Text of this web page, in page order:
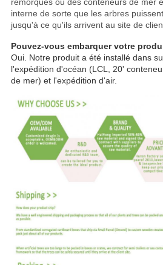
remorques ou des conteneurs de mer
interne de sorte que les arbres
jusqu'à ce qu'ils arrivent au site de
Pouvez-vous embarquer votre
Oui. Notre produit a été installé dans
l'expédition d'océan (LCL, 20'
de mer) et l'expédition d'air.